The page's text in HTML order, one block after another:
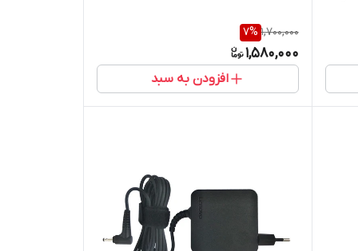
1,700,000
7%
1,580,000
افزودن به سبد